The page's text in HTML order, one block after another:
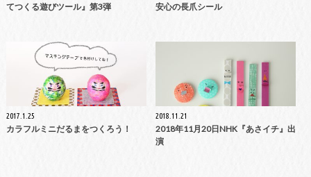
てつくる遊びツール』第3弾
安心の長爪シール
2017.1.25
カラフルミニだるまをつくろう！
2018.11.21
2018年11月20日NHK『あさイチ』出
演